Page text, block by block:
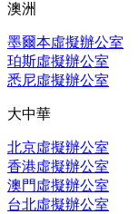
澳洲
墨爾本虛擬辦公室
珀斯虛擬辦公室
悉尼虛擬辦公室
大中華
北京虛擬辦公室
香港虛擬辦公室
澳門虛擬辦公室
台北虛擬辦公室